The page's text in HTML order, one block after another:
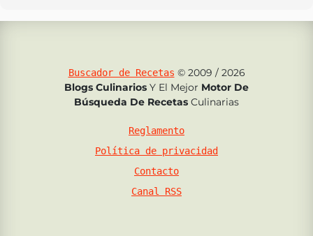
Buscador de Recetas © 2009 / 2026
Blogs Culinarios Y El Mejor Motor De
Búsqueda De Recetas Culinarias
Reglamento
Política de privacidad
Contacto
Canal RSS